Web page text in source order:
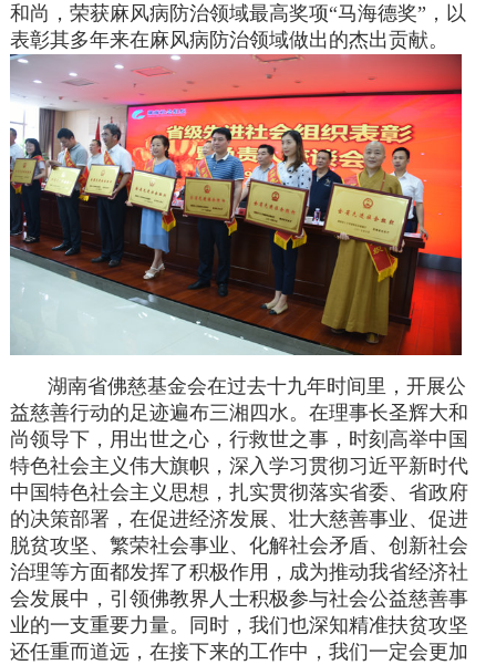
和尚，荣获麻风病防治领域最高奖项“马海德奖”，以
表彰其多年来在麻风病防治领域做出的杰出贡献。
湖南省佛慈基金会在过去十九年时间里，开展公
益慈善行动的足迹遍布三湘四水。在理事长圣辉大和
尚领导下，用出世之心，行救世之事，时刻高举中国
特色社会主义伟大旗帜，深入学习贯彻习近平新时代
中国特色社会主义思想，扎实贯彻落实省委、省政府
的决策部署，在促进经济发展、壮大慈善事业、促进
脱贫攻坚、繁荣社会事业、化解社会矛盾、创新社会
治理等方面都发挥了积极作用，成为推动我省经济社
会发展中，引领佛教界人士积极参与社会公益慈善事
业的一支重要力量。同时，我们也深知精准扶贫攻坚
还任重而道远，在接下来的工作中，我们一定会更加